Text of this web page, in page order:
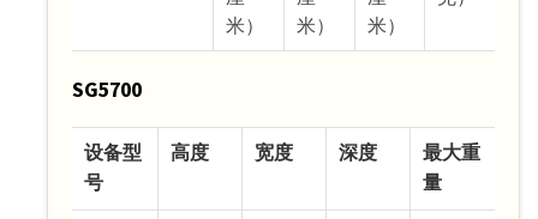
米）
米）
米）
SG5700
设备型
号
高度 宽度 深度
最大重
量